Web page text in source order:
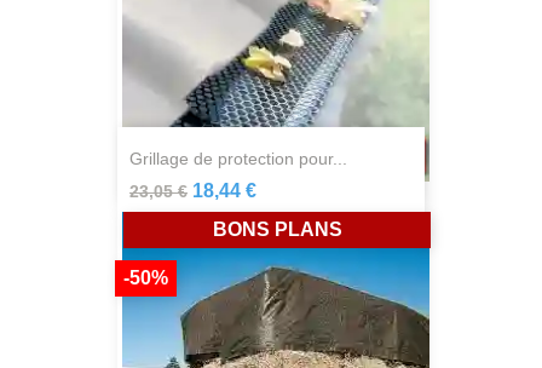
grillage de protection pour...
23,05 € 18,44 €
-50%
BONS PLANS